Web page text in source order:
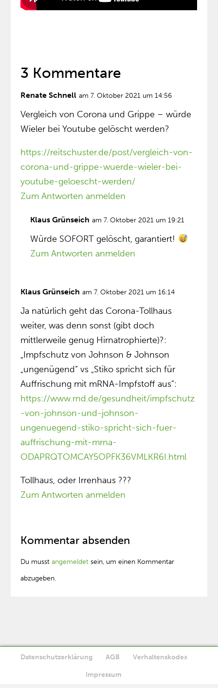
3 Kommentare
Renate Schnell am 7. Oktober 2021 um 14:56
Vergleich von Corona und Grippe – würde
Wieler bei Youtube gelöscht werden?
https://reitschuster.de/post/vergleich-von-
corona-und-grippe-wuerde-wieler-bei-
youtube-geloescht-werden/
Zum Antworten anmelden
Klaus Grünseich am 7. Oktober 2021 um 19:21
Würde SOFORT gelöscht, garantiert!
Zum Antworten anmelden
Klaus Grünseich am 7. Oktober 2021 um 16:14
Ja natürlich geht das Corona-Tollhaus
weiter, was denn sonst (gibt doch
mittlerweile genug Hirnatrophierte)?:
„Impfschutz von Johnson & Johnson
„ungenügend“ vs „Stiko spricht sich für
Auffrischung mit mRNA-Impfstoff aus”:
https://www.rnd.de/gesundheit/impfschutz
-von-johnson-und-johnson-
ungenuegend-stiko-spricht-sich-fuer-
auffrischung-mit-mrna-
ODAPRQTOMCAY5OPFK36VMLKR6I.html
Tollhaus, oder Irrenhaus ???
Zum Antworten anmelden
Kommentar absenden
Du musstangemeldet sein, um einen Kommentar
abzugeben.
Datenschutzerklärung AGB Verhaltenskodex
Impressum